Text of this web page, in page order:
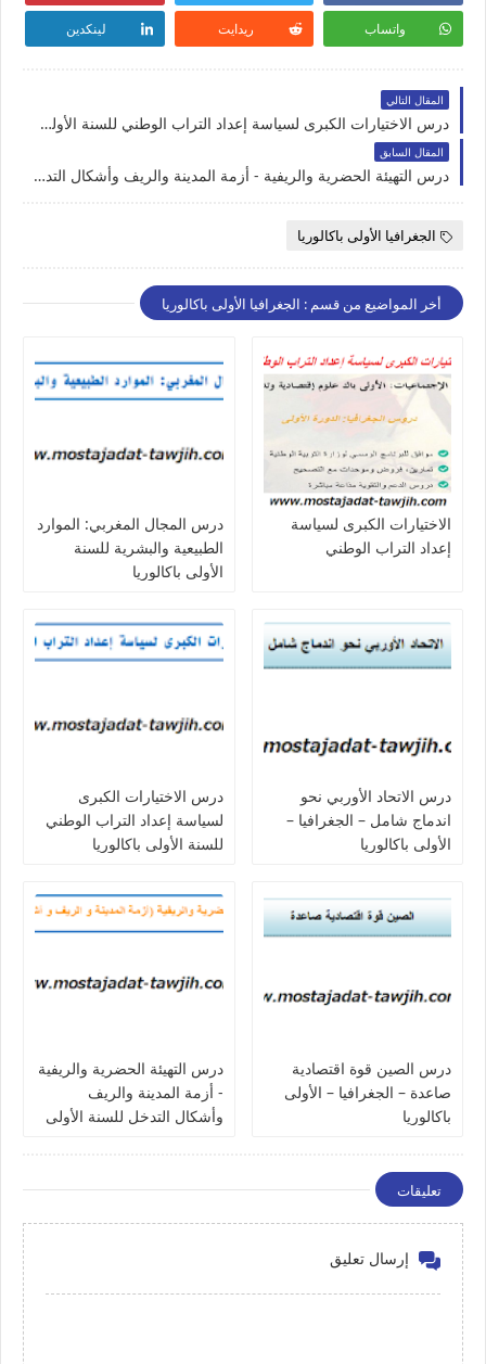
واتساب ريدايت لينكدين
المقال التالي
درس الاختيارات الكبرى لسياسة إعداد التراب الوطني للسنة الأولى باكالوريا
المقال السابق
درس التهيئة الحضرية والريفية - أزمة المدينة والريف وأشكال التدخل للسنة الأولى باكالوريا
الجغرافيا الأولى باكالوريا
أخر المواضيع من قسم : الجغرافيا الأولى باكالوريا
الاختيارات الكبرى لسياسة
إعداد التراب الوطني
درس المجال المغربي: الموارد
الطبيعية والبشرية للسنة
الأولى باكالوريا
درس الاتحاد الأوربي نحو
اندماج شامل – الجغرافيا –
الأولى باكالوريا
درس الاختيارات الكبرى
لسياسة إعداد التراب الوطني
للسنة الأولى باكالوريا
درس الصين قوة اقتصادية
صاعدة – الجغرافيا – الأولى
باكالوريا
درس التهيئة الحضرية والريفية
- أزمة المدينة والريف
وأشكال التدخل للسنة الأولى
تعليقات
إرسال تعليق